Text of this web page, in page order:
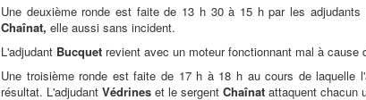
Une deuxième ronde est faite de 13 h 30 à 15 h par les adjudants
Chaînat, elle aussi sans incident.
L'adjudant Bucquet revient avec un moteur fonctionnant mal à cause
Une troisième ronde est faite de 17 h à 18 h au cours de laquelle
résultat. L'adjudant Védrines et le sergent Chaînat attaquent chacun